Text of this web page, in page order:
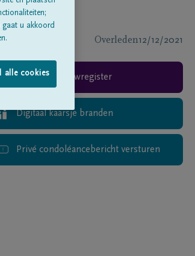
Overleden12/12/2021
Rouwregister
Digitaal kaarsje branden
Privé condoléancebericht versturen
gaat u akkoord
alle cookies